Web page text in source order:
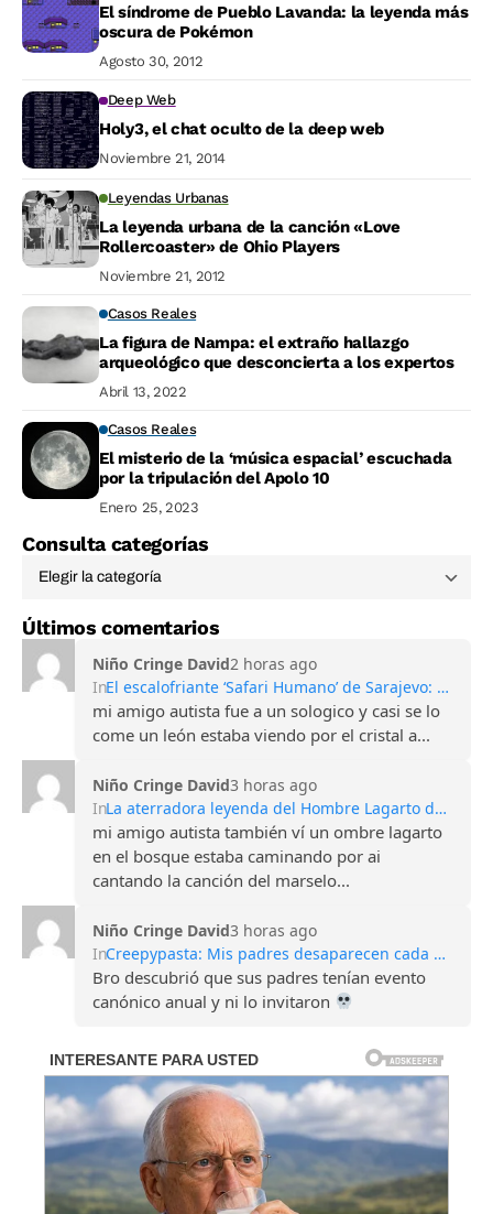
El síndrome de Pueblo Lavanda: la leyenda más
oscura de Pokémon
Agosto 30, 2012
Deep Web
Holy3, el chat oculto de la deep web
Noviembre 21, 2014
Leyendas Urbanas
La leyenda urbana de la canción «Love
Rollercoaster» de Ohio Players
Noviembre 21, 2012
Casos Reales
La figura de Nampa: el extraño hallazgo
arqueológico que desconcierta a los expertos
Abril 13, 2022
Casos Reales
El misterio de la ‘música espacial’ escuchada
por la tripulación del Apolo 10
Enero 25, 2023
Consulta categorías
Últimos comentarios
Niño Cringe David2 horas ago
In
El escalofriante ‘Safari Humano’ de Sarajevo: Turismo de guerra y francotiradores
mi amigo autista fue a un sologico y casi se lo
come un león estaba viendo por el cristal a...
Niño Cringe David3 horas ago
In
La aterradora leyenda del Hombre Lagarto de Scape Ore
mi amigo autista también ví un ombre lagarto
en el bosque estaba caminando por ai
cantando la canción del marselo...
Niño Cringe David3 horas ago
In
Creepypasta: Mis padres desaparecen cada Halloween
Bro descubrió que sus padres tenían evento
canónico anual y ni lo invitaron